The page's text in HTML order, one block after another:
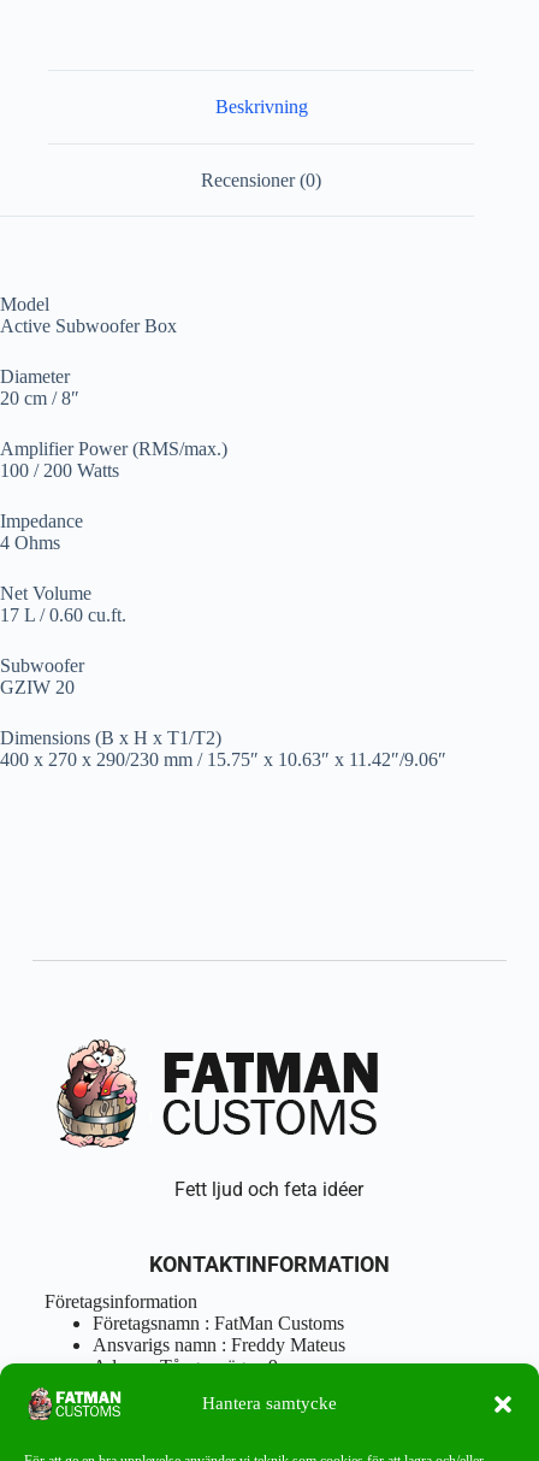
Hantera samtycke
Beskrivning
Recensioner (0)
Model
Active Subwoofer Box
Diameter
20 cm / 8″
Amplifier Power (RMS/max.)
100 / 200 Watts
Impedance
4 Ohms
Net Volume
17 L / 0.60 cu.ft.
Subwoofer
GZIW 20
Dimensions (B x H x T1/T2)
400 x 270 x 290/230 mm / 15.75″ x 10.63″ x 11.42″/9.06″
Fett ljud och feta idéer
KONTAKTINFORMATION
Företagsinformation
Företagsnamn : FatMan Customs
Ansvarigs namn : Freddy Mateus
Adress : Tångenvägen 9
Postnr : 417 46 Göteborg
Tel : 0762919666
info@fatmancustoms.se